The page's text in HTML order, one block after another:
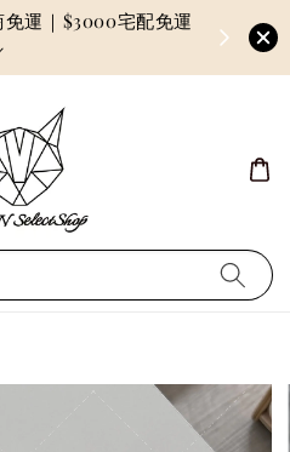
運｜$3000宅配免運
因訂單